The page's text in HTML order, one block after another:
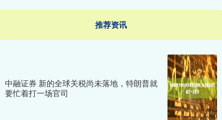
推荐资讯
中融证券 新的全球关税尚未落地，特朗普就
要忙着打一场官司